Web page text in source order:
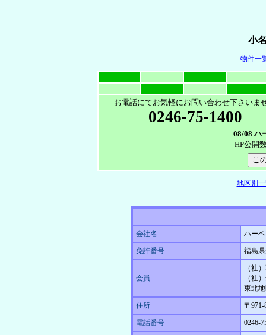
小
物件一
お電話にてお気軽にお問い合わせ下さいま
0246-75-1400
08/08 ハ
HP公開
地区別
会社名 ハー
免許番号 福島
会員
（社
（社
東北
住所 〒
電話番号 0246-